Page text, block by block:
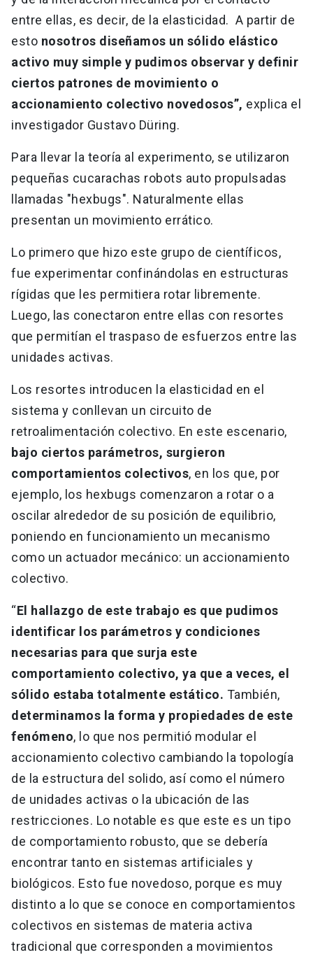
entre ellas, es decir, de la elasticidad. A partir de
esto nosotros diseñamos un sólido elástico
activo muy simple y pudimos observar y definir
ciertos patrones de movimiento o
accionamiento colectivo novedosos”, explica el
investigador Gustavo Düring.
Para llevar la teoría al experimento, se utilizaron
pequeñas cucarachas robots auto propulsadas
llamadas "hexbugs". Naturalmente ellas
presentan un movimiento errático.
Lo primero que hizo este grupo de científicos,
fue experimentar confinándolas en estructuras
rígidas que les permitiera rotar libremente.
Luego, las conectaron entre ellas con resortes
que permitían el traspaso de esfuerzos entre las
unidades activas.
Los resortes introducen la elasticidad en el
sistema y conllevan un circuito de
retroalimentación colectivo. En este escenario,
bajo ciertos parámetros, surgieron
comportamientos colectivos, en los que, por
ejemplo, los hexbugs comenzaron a rotar o a
oscilar alrededor de su posición de equilibrio,
poniendo en funcionamiento un mecanismo
como un actuador mecánico: un accionamiento
colectivo.
“El hallazgo de este trabajo es que pudimos
identificar los parámetros y condiciones
necesarias para que surja este
comportamiento colectivo, ya que a veces, el
sólido estaba totalmente estático. También,
determinamos la forma y propiedades de este
fenómeno, lo que nos permitió modular el
accionamiento colectivo cambiando la topología
de la estructura del solido, así como el número
de unidades activas o la ubicación de las
restricciones. Lo notable es que este es un tipo
de comportamiento robusto, que se debería
encontrar tanto en sistemas artificiales y
biológicos. Esto fue novedoso, porque es muy
distinto a lo que se conoce en comportamientos
colectivos en sistemas de materia activa
tradicional que corresponden a movimientos